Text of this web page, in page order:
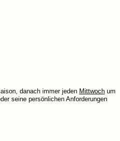
danach immer jeden Mittwoch um
seine persönlichen Anforderungen